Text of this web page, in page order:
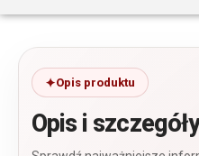
Opis produktu
Opis i